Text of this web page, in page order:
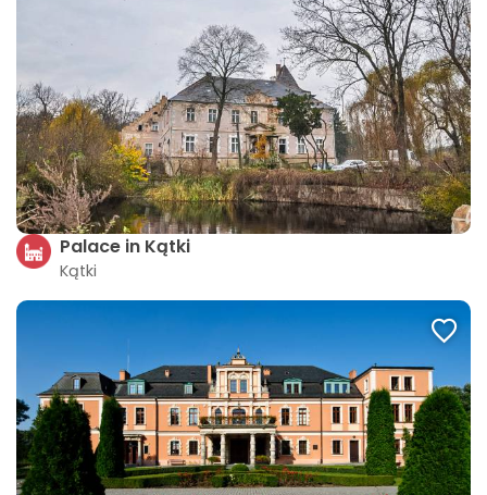
Palace in Kątki
Kątki